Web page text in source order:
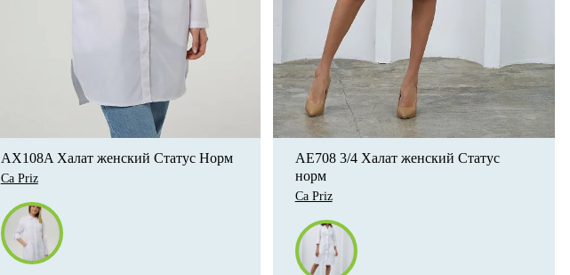
AX108A Халат женский Статус Норм
Ca Priz
AE708 3/4 Халат женский Статус
норм
Ca Priz